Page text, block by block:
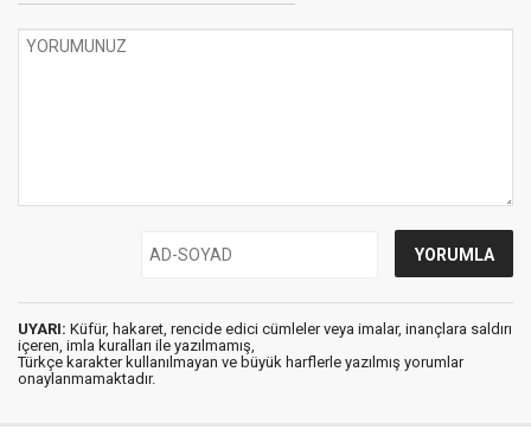
UYARI: Küfür, hakaret, rencide edici cümleler veya imalar, inançlara saldırı
içeren, imla kuralları ile yazılmamış,
Türkçe karakter kullanılmayan ve büyük harflerle yazılmış yorumlar
onaylanmamaktadır.